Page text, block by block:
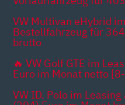
VW Multivan eHybrid
Bestellfahrzeug für
brutto
🔥 VW Golf GTE im
Euro im Monat netto
VW ID. Polo im